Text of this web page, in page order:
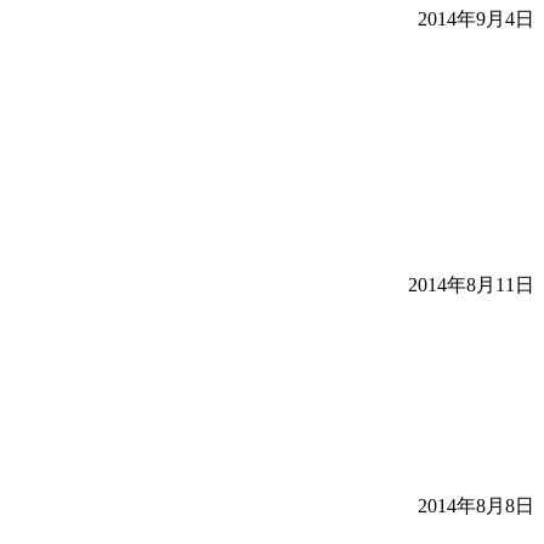
2014年9月4日
2014年8月11日
2014年8月8日